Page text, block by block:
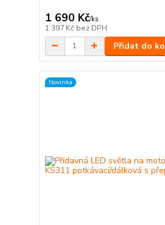
1 690 Kč/ks
1 397 Kč bez DPH
Přidat do
Novinka